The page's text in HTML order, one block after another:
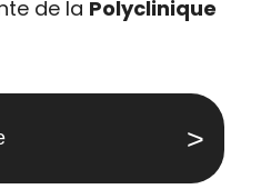
de la Polyclinique